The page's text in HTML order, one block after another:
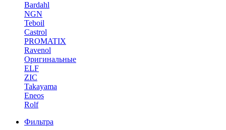
Bardahl
NGN
Teboil
Castrol
PROMATIX
Ravenol
Оригинальные
ELF
ZIC
Takayama
Eneos
Rolf
Фильтра